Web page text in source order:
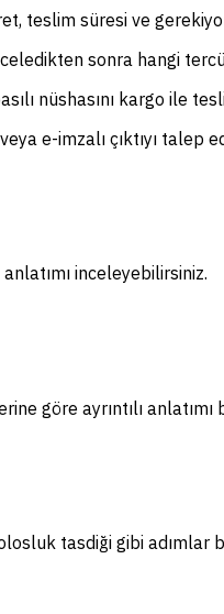
teslim süresi ve
sonra hangi
nüshasını kargo ile
e-imzalı çıktıyı talep
anlatımı inceleyebilirsiniz.
göre ayrıntılı
tasdiği gibi